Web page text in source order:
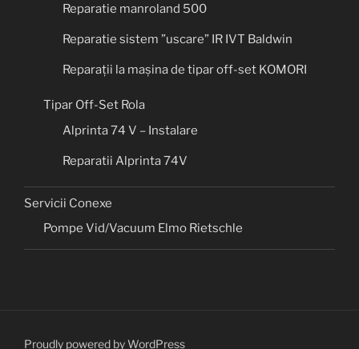
Reparatie manroland 500
Reparatie sistem ”uscare” IR IVT Baldwin
Reparații la mașina de tipar off-set KOMORI
Tipar Off-Set Rola
Alprinta 74 V – Instalare
Reparatii Alprinta 74V
Servicii Conexe
Pompe Vid/Vacuum Elmo Rietschle
Proudly powered by WordPress